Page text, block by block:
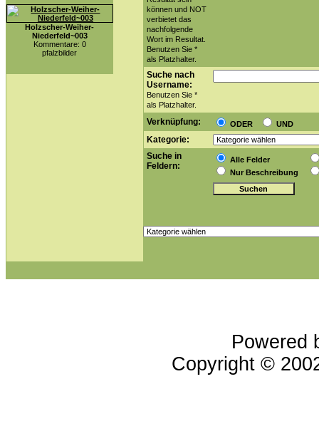
Holzscher-Weiher-
Niederfeld~003
Kommentare: 0
pfalzbilder
können und NOT
verbietet das
nachfolgende
Wort im Resultat.
Benutzen Sie *
als Platzhalter.
Suche nach
Username:
Benutzen Sie *
als Platzhalter.
Verknüpfung: ODER UND
Kategorie:
Suche in
Feldern:
Alle Felder
Nur Beschreibung
Powered
Copyright ©